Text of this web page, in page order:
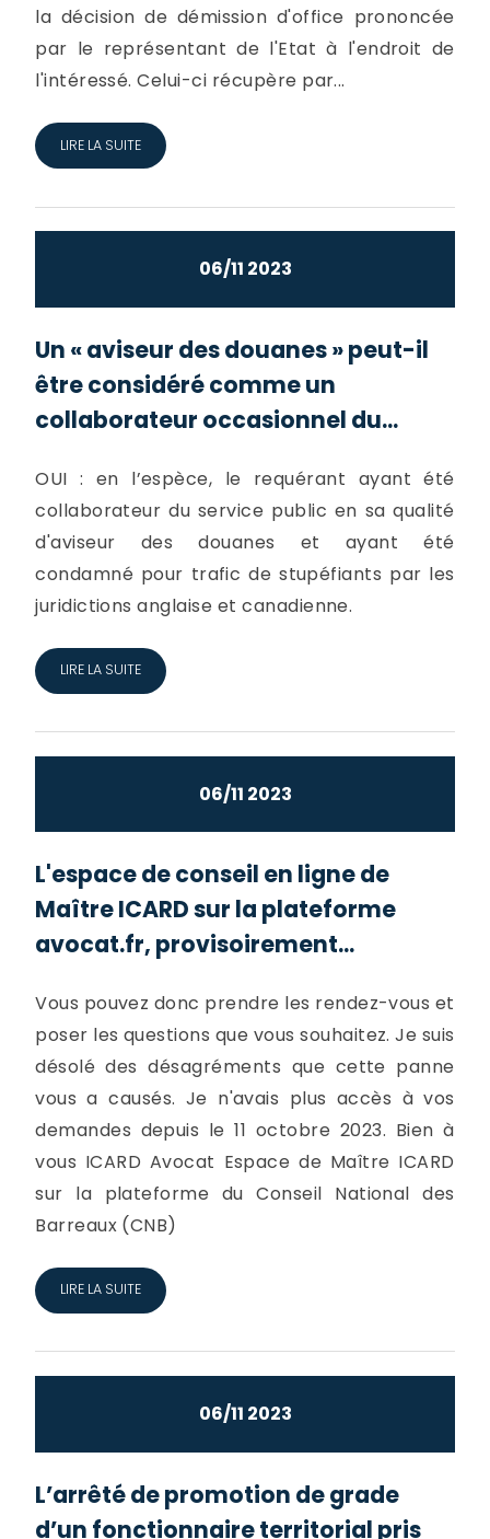
la décision de démission d'office prononcée
par le représentant de l'Etat à l'endroit de
l'intéressé. Celui-ci récupère par...
LIRE LA SUITE
06/11 2023
Un « aviseur des douanes » peut-il
être considéré comme un
collaborateur occasionnel du...
OUI : en l’espèce, le requérant ayant été
collaborateur du service public en sa qualité
d'aviseur des douanes et ayant été
condamné pour trafic de stupéfiants par les
juridictions anglaise et canadienne.
LIRE LA SUITE
06/11 2023
L'espace de conseil en ligne de
Maître ICARD sur la plateforme
avocat.fr, provisoirement...
Vous pouvez donc prendre les rendez-vous et
poser les questions que vous souhaitez. Je suis
désolé des désagréments que cette panne
vous a causés. Je n'avais plus accès à vos
demandes depuis le 11 octobre 2023. Bien à
vous ICARD Avocat Espace de Maître ICARD
sur la plateforme du Conseil National des
Barreaux (CNB)
LIRE LA SUITE
06/11 2023
L’arrêté de promotion de grade
d’un fonctionnaire territorial pris